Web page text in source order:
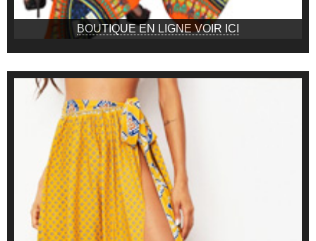
BOUTIQUE EN LIGNE VOIR ICI